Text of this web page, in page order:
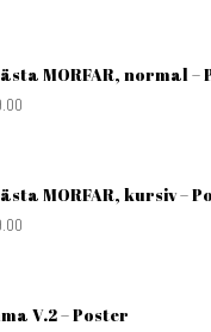
MORFAR, normal –
MORFAR, kursiv –
V.2 – Poster